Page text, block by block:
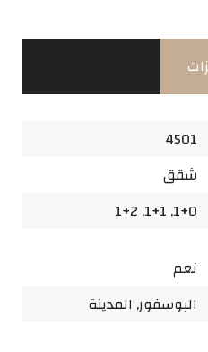
4501
شقق
1+0, 1+1, 1+2
نعم
البوسفور, المدينة